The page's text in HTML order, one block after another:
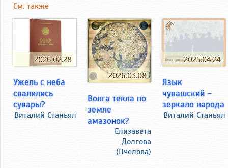
См. также
2026.02.28
Ужель с неба
свалились
сувары?
Виталий Станьял
2026.03.08
Волга текла по
земле
амазонок?
Елизавета
Долгова
(Пчелова)
2025.04.24
Язык
чувашский –
зеркало народа
Виталий Станьял